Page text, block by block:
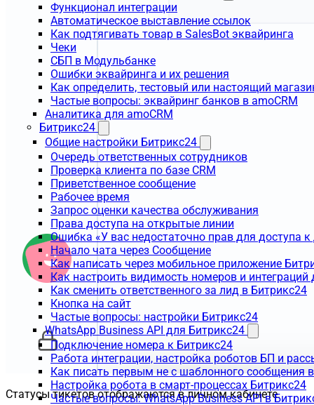
Функционал интеграции
Автоматическое выставление ссылок
Как подтягивать товар в SalesBot эквайринга
Чеки
СБП в Модульбанке
Ошибки эквайринга и их решения
Как определить, тестовый или настоящий
Частые вопросы: эквайринг банков в amoCRM
Аналитика для amoCRM
Битрикс24
Общие настройки Битрикс24
Очередь ответственных сотрудников
Проверка клиента по базе CRM
Приветственное сообщение
Рабочее время
Запрос оценки качества обслуживания
Права доступа на открытые линии
Ошибка «У вас недостаточно прав для доступа
Начало чата через Сообщение
Как написать через мобильное приложение
Как настроить видимость номеров и
Как сменить ответственного за лид в Битрикс24
Кнопка на сайт
Частые вопросы: настройки Битрикс24
WhatsApp Business API для Битрикс24
Подключение номера к Битрикс24
Работа интеграции, настройка роботов БП и
Как писать первым не с шаблонного сообщения
Настройка робота в смарт-процессах Битрикс24
Частые вопросы: WhatsApp Business API в
Статусы тикетов отображаются в личном кабинете.